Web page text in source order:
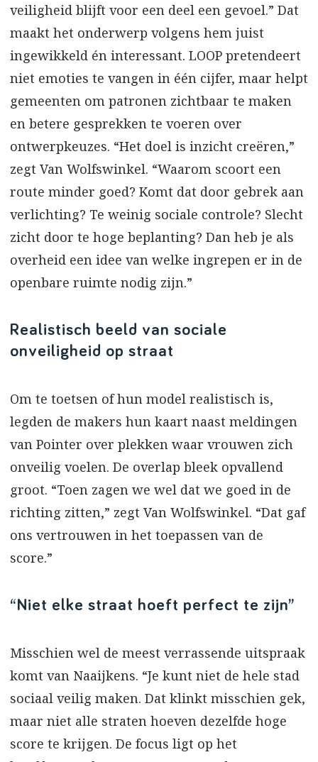
veiligheid blijft voor een deel een gevoel.” Dat
maakt het onderwerp volgens hem juist
ingewikkeld én interessant. LOOP pretendeert
niet emoties te vangen in één cijfer, maar helpt
gemeenten om patronen zichtbaar te maken
en betere gesprekken te voeren over
ontwerpkeuzes. “Het doel is inzicht creëren,”
zegt Van Wolfswinkel. “Waarom scoort een
route minder goed? Komt dat door gebrek aan
verlichting? Te weinig sociale controle? Slecht
zicht door te hoge beplanting? Dan heb je als
overheid een idee van welke ingrepen er in de
openbare ruimte nodig zijn.”
Realistisch beeld van sociale
onveiligheid op straat
Om te toetsen of hun model realistisch is,
legden de makers hun kaart naast meldingen
van Pointer over plekken waar vrouwen zich
onveilig voelen. De overlap bleek opvallend
groot. “Toen zagen we wel dat we goed in de
richting zitten,” zegt Van Wolfswinkel. “Dat gaf
ons vertrouwen in het toepassen van de
score.”
“Niet elke straat hoeft perfect te zijn”
Misschien wel de meest verrassende uitspraak
komt van Naaijkens. “Je kunt niet de hele stad
sociaal veilig maken. Dat klinkt misschien gek,
maar niet alle straten hoeven dezelfde hoge
score te krijgen. De focus ligt op het